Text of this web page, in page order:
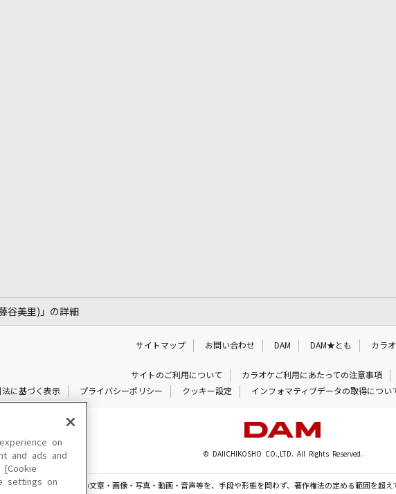
谷美里)」の詳細
サイトマップ お問い合わせ DAM DAM★とも カラ
サイトのご利用について カラオケご利用にあたっての注意事項
に基づく表示
プライバシーポリシー クッキー設定 インフォマティブデータの取得につい
© DAIICHIKOSHO CO.,LTD. All Rights Reserved.
に掲載されている一切の文章・画像・写真・動画・音声等を、手段や形態を問わず、著作権法の定める範囲を超
on
and ads and
settings on